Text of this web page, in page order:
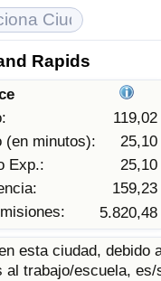
Rapids
119,02
(en minutos):
25,10
Exp.:
25,10
159,23
5.820,48
esta ciudad, debido
al trabajo/escuela, es/
de Vida (Actual)
de Vida
de vida por país
de Inmuebles
de Inmuebles
de Inmuebles por
de Vida
de Vida (Actual)
de vida por país